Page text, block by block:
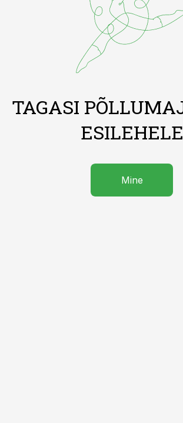
TAGASI
ESILEHELE
Mine